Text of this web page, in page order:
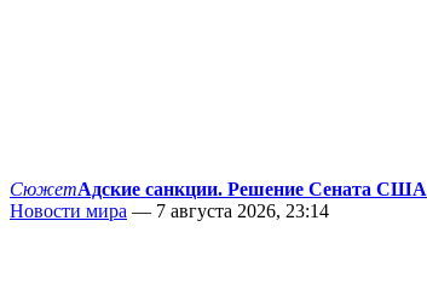
СюжетАдские санкции. Решение Сената США
Новости мира — 7 августа 2026, 23:14